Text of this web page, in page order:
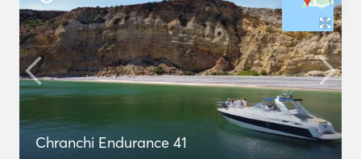
Chranchi Endurance 41